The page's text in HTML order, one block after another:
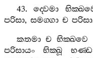
43.ද‍්වෙමා
පරිසා, සමග‍්ගා ච පරිසා
කතමා ච භික‍්ඛවෙ
පරිසායං
භික‍්ඛූ